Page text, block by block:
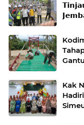
Kak